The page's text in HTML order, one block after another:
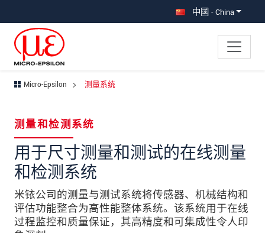
中國 - China
Micro-Epsilon 测量系统
测量和检测系统
用于尺寸测量和测试的在线测量
和检测系统
米铱公司的测量与测试系统将传感器、机械结构和
评估功能整合为高性能整体系统。该系统用于在线
过程监控和质量保证，其高精度和可集成性令人印
Your request for: 测量系统
称谓 *
名*
姓*
公司名称*